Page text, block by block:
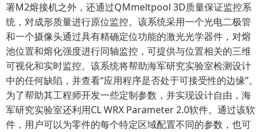
署M2熔接机之外，还通过QMmeltpool 3D质量保证监控系
统，对成形质量进行原位监控。该系统采用一个光电二极管
和一个摄像头通过具有精确定位功能的激光光学器件，对熔
池位置和熔化强度进行同轴监控，可提供与位置相关的三维
可视化和实时监控。该系统将帮助海军研究实验室检测设计
中的任何缺陷，并查看“应用程序是否处于可接受性的边缘”。
为了帮助其工程师开发一些定制参数，并实现设计自由，海
军研究实验室还利用CL WRX Parameter 2.0软件。通过该软
件，用户可以为零件的每个特定区域配置不同的参数，也可